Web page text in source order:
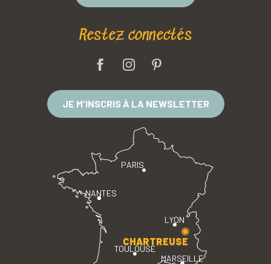
Restez connectés
JE M'INSCRIS À LA NEWSLETTER
PARIS
LYON
TOULOUSE
MARSEILLE
NANTES
CHARTREUSE